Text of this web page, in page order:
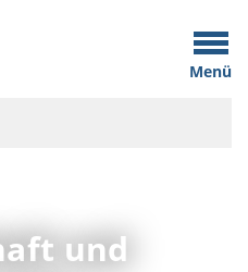
Menü
und